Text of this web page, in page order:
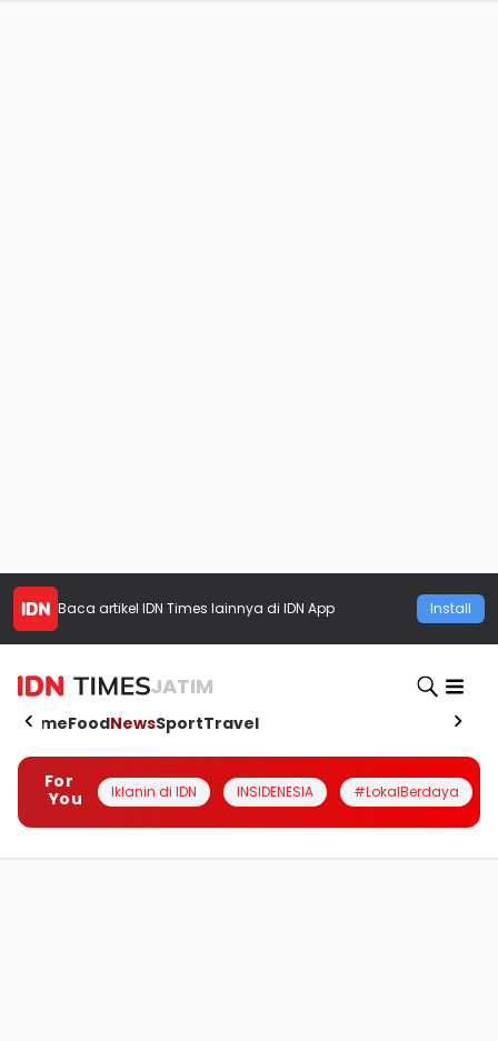
Baca artikel IDN Times lainnya di IDN App Install
JATIM
HomeFoodNewsSportTravel
For
You
Iklanin di IDN INSIDENESIA #LokalBerdaya